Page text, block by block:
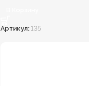
Артикул: 135